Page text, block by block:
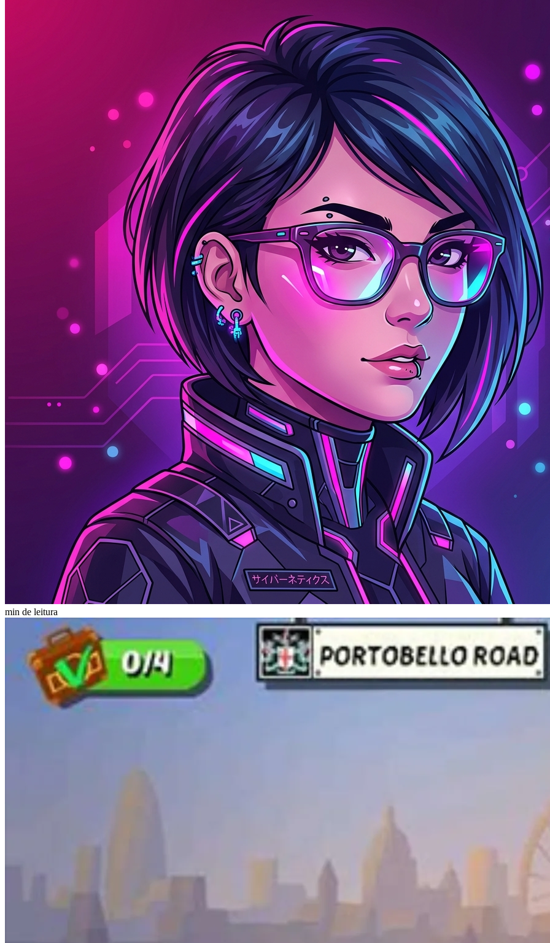
min de leitura